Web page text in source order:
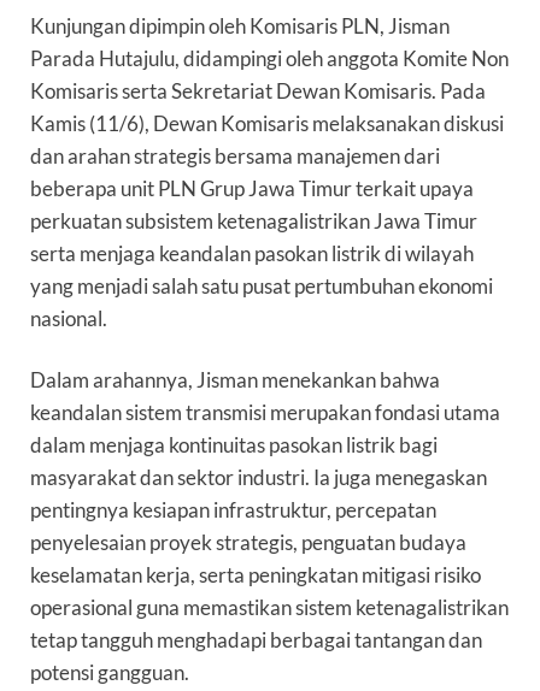
Kunjungan dipimpin oleh Komisaris PLN, Jisman
Parada Hutajulu, didampingi oleh anggota Komite Non
Komisaris serta Sekretariat Dewan Komisaris. Pada
Kamis (11/6), Dewan Komisaris melaksanakan diskusi
dan arahan strategis bersama manajemen dari
beberapa unit PLN Grup Jawa Timur terkait upaya
perkuatan subsistem ketenagalistrikan Jawa Timur
serta menjaga keandalan pasokan listrik di wilayah
yang menjadi salah satu pusat pertumbuhan ekonomi
nasional.
Dalam arahannya, Jisman menekankan bahwa
keandalan sistem transmisi merupakan fondasi utama
dalam menjaga kontinuitas pasokan listrik bagi
masyarakat dan sektor industri. Ia juga menegaskan
pentingnya kesiapan infrastruktur, percepatan
penyelesaian proyek strategis, penguatan budaya
keselamatan kerja, serta peningkatan mitigasi risiko
operasional guna memastikan sistem ketenagalistrikan
tetap tangguh menghadapi berbagai tantangan dan
potensi gangguan.